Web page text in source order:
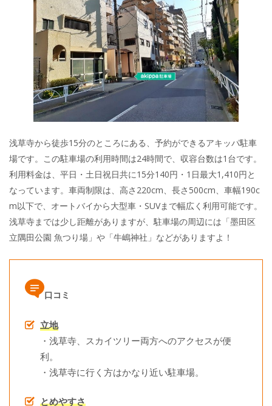
浅草寺から徒歩15分のところにある、予約ができるアキッパ駐車
場です。この駐車場の利用時間は24時間で、収容台数は1台です。
利用料金は、平日・土日祝日共に15分140円・1日最大1,410円と
なっています。車両制限は、高さ220cm、長さ500cm、車幅190c
m以下で、オートバイから大型車・SUVまで幅広く利用可能です。
浅草寺までは少し距離がありますが、駐車場の周辺には「墨田区
立隅田公園 魚つり場」や「牛嶋神社」などがありますよ！
口コミ
立地
・浅草寺、スカイツリー両方へのアクセスが便
利。
・浅草寺に行く方はかなり近い駐車場。
とめやすさ